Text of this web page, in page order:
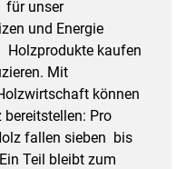
für unser
und Energie
Holzprodukte kaufen
Mit
können
Pro
fallen sieben bis
Teil bleibt zum